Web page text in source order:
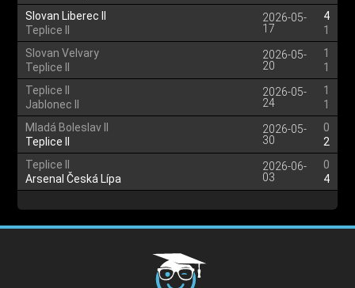
Slovan Liberec II
Teplice II
2026-05-
17
4
1
Slovan Velvary
Teplice II
2026-05-
20
1
1
Teplice II
Jablonec II
2026-05-
24
1
1
Mladá Boleslav II
Teplice II
2026-05-
30
0
2
Teplice II
Arsenal Česká Lípa
2026-06-
03
0
4